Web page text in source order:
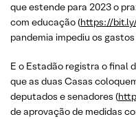
que estende para 2023 o
com educação (https://
pandemia impediu os
E o Estadão registra o final
que as duas Casas
deputados e senadores (
de aprovação de medidas